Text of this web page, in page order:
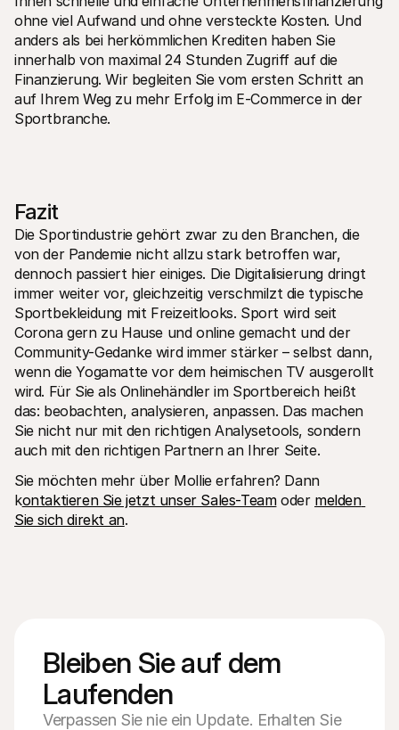
ohne viel Aufwand und ohne versteckte Kosten. Und
anders als bei herkömmlichen Krediten haben Sie
innerhalb von maximal 24 Stunden Zugriff auf die
Finanzierung. Wir begleiten Sie vom ersten Schritt an
auf Ihrem Weg zu mehr Erfolg im E-Commerce in der
Sportbranche.
Fazit
Die Sportindustrie gehört zwar zu den Branchen, die
von der Pandemie nicht allzu stark betroffen war,
dennoch passiert hier einiges. Die Digitalisierung dringt
immer weiter vor, gleichzeitig verschmilzt die typische
Sportbekleidung mit Freizeitlooks. Sport wird seit
Corona gern zu Hause und online gemacht und der
Community-Gedanke wird immer stärker – selbst dann,
wenn die Yogamatte vor dem heimischen TV ausgerollt
wird. Für Sie als Onlinehändler im Sportbereich heißt
das: beobachten, analysieren, anpassen. Das machen
Sie nicht nur mit den richtigen Analysetools, sondern
auch mit den richtigen Partnern an Ihrer Seite.
Sie möchten mehr über Mollie erfahren? Dann
kontaktieren Sie jetzt unser Sales-Team oder melden
Sie sich direkt an.
Bleiben Sie auf dem
Laufenden
Verpassen Sie nie ein Update. Erhalten Sie